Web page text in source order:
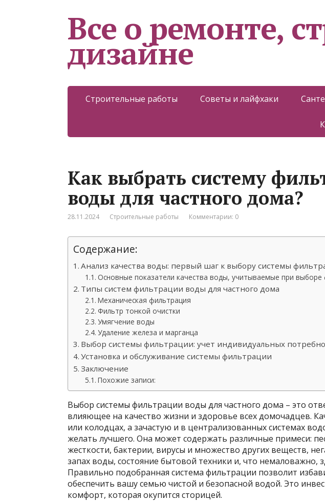
Все о ремонте,
дизайне
Строительные работы Советы и лайфхаки
Как выбрать систему
воды для частного дома?
28.11.2024 Строительные работы Комментарии: 0
Содержание:
Анализ качества воды: первый шаг к выбору системы
Основные показатели качества воды, учитываемые при выборе
Типы систем фильтрации воды для частного дома
Механическая фильтрация
Фильтр тонкой очистки
Умягчение воды
Удаление железа и марганца
Выбор системы фильтрации: учет индивидуальных
Установка и обслуживание системы фильтрации
Заключение
Похожие записи:
Выбор системы фильтрации воды для частного дома – это
влияющее на качество жизни и здоровье всех домочадцев.
или колодцах, а зачастую и в централизованных системах
желать лучшего. Она может содержать различные примеси:
жесткости, бактерии, вирусы и множество других веществ,
запах воды, состояние бытовой техники и, что немаловажно,
Правильно подобранная система фильтрации позволит
обеспечить вашу семью чистой и безопасной водой. Это
комфорт, которая окупится сторицей.